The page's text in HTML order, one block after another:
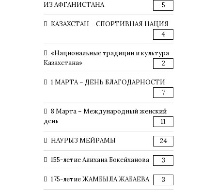
ИЗ АФГАНИСТАНА
5
КАЗАХСТАН – СПОРТИВНАЯ НАЦИЯ
4
«Национальные традиции и культура
Казахстана»
2
1 МАРТА – ДЕНЬ БЛАГОДАРНОСТИ
7
8 Марта – Международный женский
день
11
НАУРЫЗ МЕЙРАМЫ 24
155-летие Алихана Бокейханова 3
175-летие ЖАМБЫЛА ЖАБАЕВА 3